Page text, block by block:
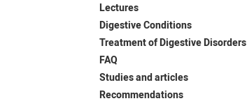
Lectures
Digestive Conditions
Treatment of Digestive Disorders
FAQ
Studies and articles
Recommendations